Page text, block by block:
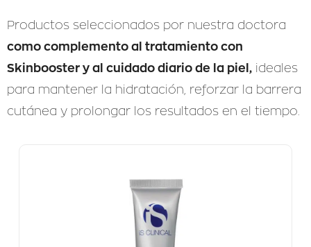
Productos seleccionados por nuestra doctora
como complemento al tratamiento con
Skinbooster y al cuidado diario de la piel, ideales
para mantener la hidratación, reforzar la barrera
cutánea y prolongar los resultados en el tiempo.